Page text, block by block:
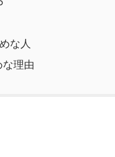
な人
理由